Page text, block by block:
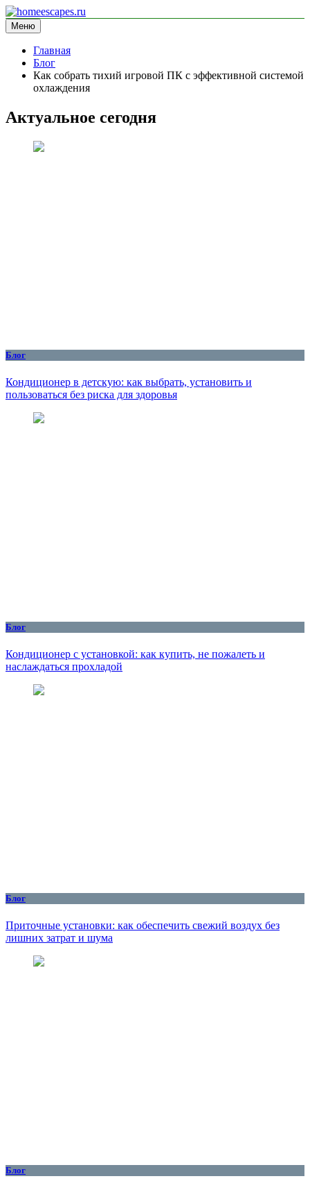
Перейти
к
содержимому
homeescapes.ru
информационный сайт
Меню
Главная
Блог
Как собрать тихий игровой ПК с эффективной системой
охлаждения
Актуальное сегодня
Блог
Кондиционер в детскую: как выбрать, установить и
пользоваться без риска для здоровья
Блог
Кондиционер с установкой: как купить, не пожалеть и
наслаждаться прохладой
Блог
Приточные установки: как обеспечить свежий воздух без
лишних затрат и шума
Блог